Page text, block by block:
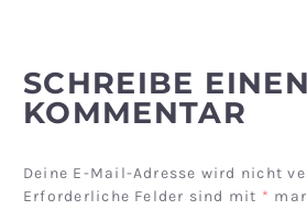
SCHREIBE EINEN
KOMMENTAR
Deine E-Mail-Adresse wird nicht
Erforderliche Felder sind mit *